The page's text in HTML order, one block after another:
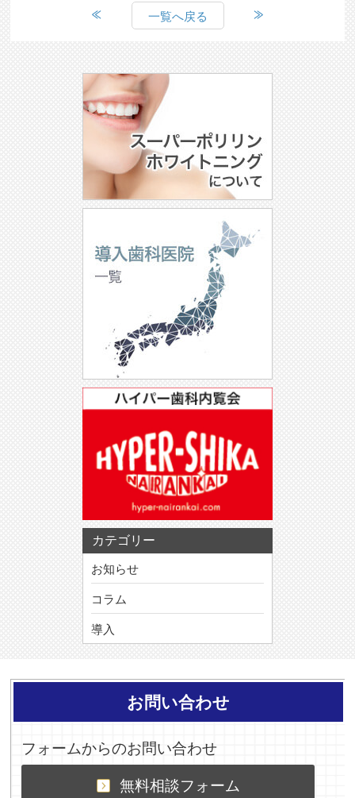
一覧へ戻る
カテゴリー
お知らせ
コラム
導入
お問い合わせ
フォームからのお問い合わせ
無料相談フォーム